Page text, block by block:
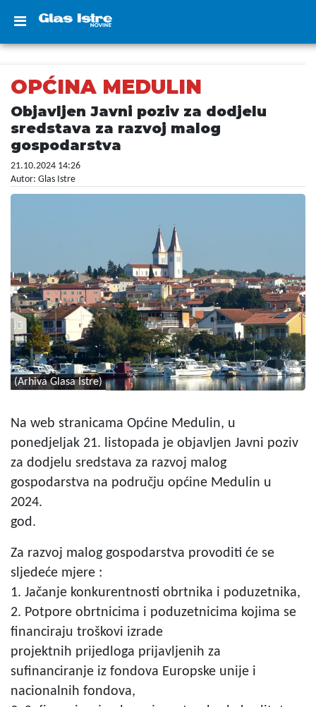
OPĆINA MEDULIN
Objavljen Javni poziv za dodjelu
sredstava za razvoj malog
gospodarstva
21.10.2024 14:26
Autor: Glas Istre
(Arhiva Glasa Istre)
Na web stranicama Općine Medulin, u
ponedjeljak 21. listopada je objavljen Javni poziv
za dodjelu sredstava za razvoj malog
gospodarstva na području općine Medulin u
2024.
god.
Za razvoj malog gospodarstva provoditi će se
sljedeće mjere :
1. Jačanje konkurentnosti obrtnika i poduzetnika,
2. Potpore obrtnicima i poduzetnicima kojima se
financiraju troškovi izrade
projektnih prijedloga prijavljenih za
sufinanciranje iz fondova Europske unije i
nacionalnih fondova,